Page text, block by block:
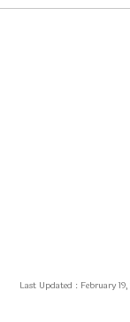
Last Updated : February